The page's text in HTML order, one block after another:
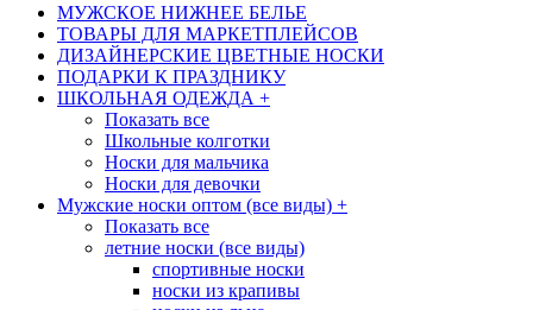
МУЖСКОЕ НИЖНЕЕ БЕЛЬЕ
ТОВАРЫ ДЛЯ МАРКЕТПЛЕЙСОВ
ДИЗАЙНЕРСКИЕ ЦВЕТНЫЕ НОСКИ
ПОДАРКИ К ПРАЗДНИКУ
ШКОЛЬНАЯ ОДЕЖДА +
Показать все
Школьные колготки
Носки для мальчика
Носки для девочки
Мужские носки оптом (все виды) +
Показать все
летние носки (все виды)
спортивные носки
носки из крапивы